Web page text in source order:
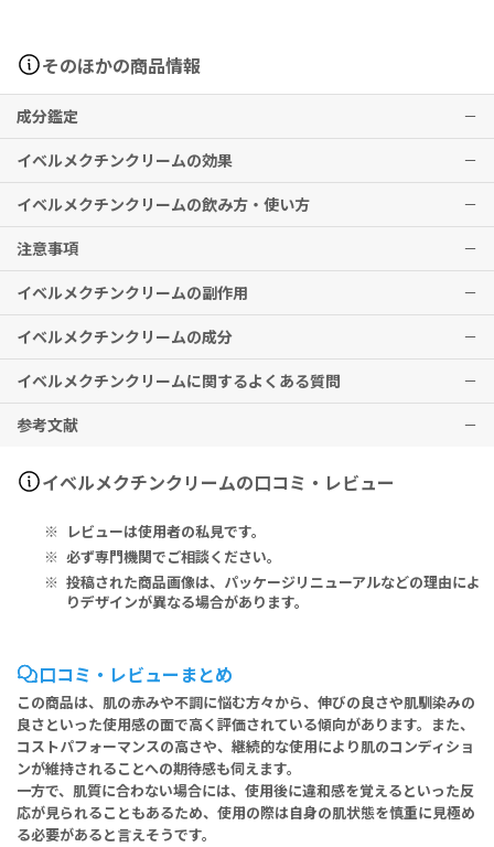
そのほかの商品情報
成分鑑定
イベルメクチンクリームの効果
酒さ
※上記は、英国での適応です。
※本剤は、日本国内で適応がないため、使用前に必ず医師・歯科医
師・薬剤師にご相談ください。
※効果には個人差がありますことを予めご了承ください。
イベルメクチンクリームの飲み方・使い方
本剤を顔の5つの領域（額、顎、鼻、両頬）それぞれにエンドウ豆ほ
どの量を塗布して、顔全体に薄く伸ばす。
※上記は、英国での用法・用量です。
※本剤は、日本国内で適応がないため、使用前に必ず医師・歯科医
師・薬剤師にご相談ください。
注意事項
安心して使用するために、パッチテストを行ってください。
肌に異常があらわれた場合は、使用を中止してください。
本剤は外用としてのみお使いください。
本剤を顔以外に使用しないでください。
妊娠中に本剤を使用することは推奨されません。
授乳中の方は、本剤の使用を止めるか、授乳を中止してください。
して医師にご相談ください。
化粧品は本剤塗布後、乾いた後にお使いください。
イベルメクチンクリームの副作用
皮膚灼熱感などの症状が現れる場合があります。
その他、なにか異変を感じた際は速やかに医師の診察をお受けくださ
い。
イベルメクチンクリームの成分
Each Gram Contains: Ivermectin IP 10mg, Cream Base q.s. Pr
eservatives: Methylparaben IP 0.18% w/w, Propylparaben IP
0.02% w/w
1g中：イベルメクチン インド薬局方 10mg、クリーム基剤 適量、防
腐剤：メチルパラベン インド薬局方 0.18％ w/w、プロピルパラベン
イベルメクチンクリームに関するよくある質問
顔全体に塗っても問題ありませんか？特に注意すべき部位や避
基本的には顔全体に塗布して問題ありません。ただし、皮膚が非常
に薄く敏感な目の周りや、口唇、鼻の粘膜部分には絶対に塗布しな
いでください。
ニキビの治療にも効果がありますか？
イベルメクチンクリームは、一般的なニキビの治療薬として選択さ
れるものではありません。
クリームが完全に肌に馴染んで乾いた後であれば、通常通りメイク
をしていただいて構いません。
アゼライン酸やメトロニダゾール等と併用してもいいですか？
酒さの治療では、イベルメクチンとロゼックスゲル等のメトロニダ
ゾール製剤やアゼライン酸を併用することがあります。
1回に塗る量を増やせば、より早く治りますか？
塗る量を増やしても治癒が早まることはありません。
参考文献
デイリーメッド - イベルメクチンクリーム
イベルメクチンクリームの口コミ・レビュー
レビューは使用者の私見です。
必ず専門機関でご相談ください。
投稿された商品画像は、パッケージリニューアルなどの理由によ
りデザインが異なる場合があります。
口コミ・レビューまとめ
この商品は、肌の赤みや不調に悩む方々から、伸びの良さや肌馴染みの
良さといった使用感の面で高く評価されている傾向があります。また、
コストパフォーマンスの高さや、継続的な使用により肌のコンディショ
ンが維持されることへの期待感も伺えます。
一方で、肌質に合わない場合には、使用後に違和感を覚えるといった反
応が見られることもあるため、使用の際は自身の肌状態を慎重に見極め
る必要があると言えそうです。